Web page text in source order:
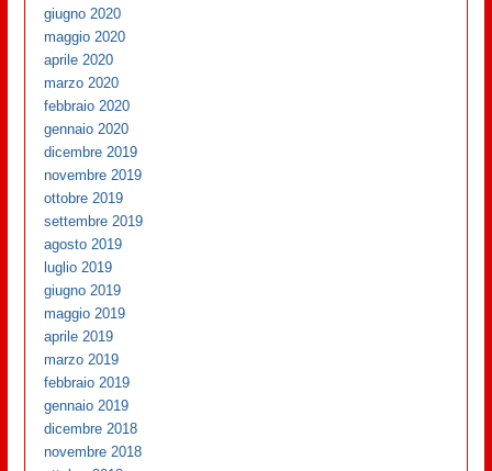
giugno 2020
maggio 2020
aprile 2020
marzo 2020
febbraio 2020
gennaio 2020
dicembre 2019
novembre 2019
ottobre 2019
settembre 2019
agosto 2019
luglio 2019
giugno 2019
maggio 2019
aprile 2019
marzo 2019
febbraio 2019
gennaio 2019
dicembre 2018
novembre 2018